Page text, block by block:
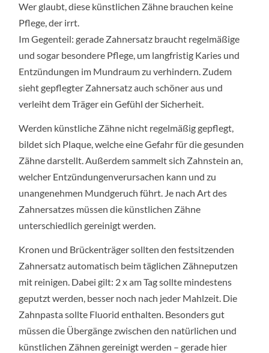
Wer glaubt, diese künstlichen Zähne brauchen keine
Pflege, der irrt.
Im Gegenteil: gerade Zahnersatz braucht regelmäßige
und sogar besondere Pflege, um langfristig Karies und
Entzündungen im Mundraum zu verhindern. Zudem
sieht gepflegter Zahnersatz auch schöner aus und
verleiht dem Träger ein Gefühl der Sicherheit.
Werden künstliche Zähne nicht regelmäßig gepflegt,
bildet sich Plaque, welche eine Gefahr für die gesunden
Zähne darstellt. Außerdem sammelt sich Zahnstein an,
welcher Entzündungenverursachen kann und zu
unangenehmen Mundgeruch führt. Je nach Art des
Zahnersatzes müssen die künstlichen Zähne
unterschiedlich gereinigt werden.
Kronen und Brückenträger sollten den festsitzenden
Zahnersatz automatisch beim täglichen Zähneputzen
mit reinigen. Dabei gilt: 2 x am Tag sollte mindestens
geputzt werden, besser noch nach jeder Mahlzeit. Die
Zahnpasta sollte Fluorid enthalten. Besonders gut
müssen die Übergänge zwischen den natürlichen und
künstlichen Zähnen gereinigt werden – gerade hier